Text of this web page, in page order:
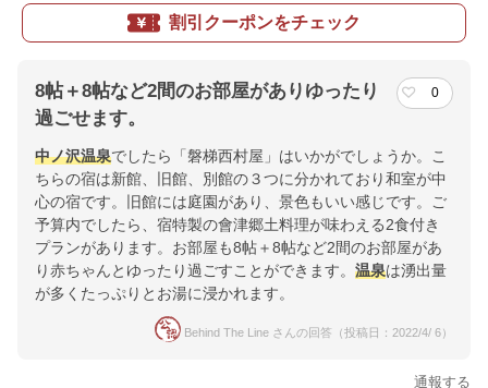
割引クーポンをチェック
8帖＋8帖など2間のお部屋がありゆったり
過ごせます。
0
中ノ沢温泉でしたら「磐梯西村屋」はいかがでしょうか。こ
ちらの宿は新館、旧館、別館の３つに分かれており和室が中
心の宿です。旧館には庭園があり、景色もいい感じです。ご
予算内でしたら、宿特製の會津郷土料理が味わえる2食付き
プランがあります。お部屋も8帖＋8帖など2間のお部屋があ
り赤ちゃんとゆったり過ごすことができます。 温泉は湧出量
が多くたっぷりとお湯に浸かれます。
Behind The Line さんの回答（投稿日：2022/4/ 6）
通報する